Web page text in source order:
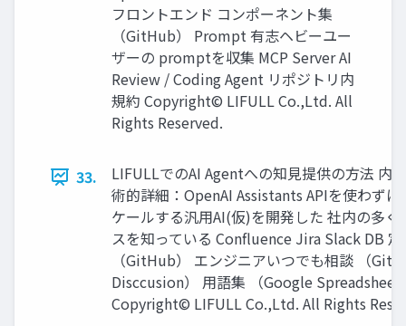
フロントエンド コンポーネント集
（GitHub） Prompt 有志ヘビーユー
ザーの promptを収集 MCP Server AI
Review / Coding Agent リポジトリ内
規約 Copyright© LIFULL Co.,Ltd. All
Rights Reserved.
33.
LIFULLでのAI Agentへの知⾒提供の⽅法 内
術的詳細：OpenAI Assistants APIを使わずに
ケールする汎⽤AI(仮)を開発した 社内の多く
スを知っている Conﬂuence Jira Slack DB
（GitHub） エンジニアいつでも相談 （
Disccusion） ⽤語集 （Google Spreadsheet
Copyright© LIFULL Co.,Ltd. All Rights